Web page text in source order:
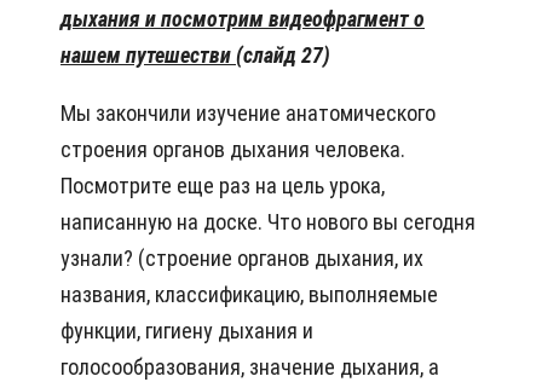
дыхания и посмотрим видеофрагмент о
нашем путешестви(слайд 27)
Мы закончили изучение анатомического
строения органов дыхания человека.
Посмотрите еще раз на цель урока,
написанную на доске. Что нового вы сегодня
узнали? (строение органов дыхания, их
названия, классификацию, выполняемые
функции, гигиену дыхания и
голосообразования, значение дыхания, а